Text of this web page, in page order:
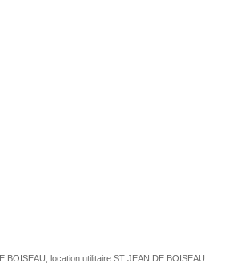
BOISEAU, location utilitaire ST JEAN DE BOISEAU